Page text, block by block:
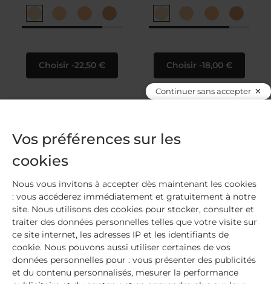
Choisir 22,50 € Choisir 18,00 €
Continuer sans accepter
Vos préférences sur les
cookies
Nous vous invitons à accepter dès maintenant les cookies
: vous accéderez immédiatement et gratuitement à notre
site. Nous utilisons des cookies pour stocker, consulter et
traiter des données personnelles telles que votre visite sur
ce site internet, les adresses IP et les identifiants de
cookie. Nous pouvons aussi utiliser certaines de vos
données personnelles pour : vous présenter des publicités
et du contenu personnalisés, mesurer la performance